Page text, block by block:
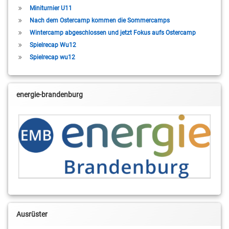
Miniturnier U11
Nach dem Ostercamp kommen die Sommercamps
Wintercamp abgeschlossen und jetzt Fokus aufs Ostercamp
Spielrecap Wu12
Spielrecap wu12
energie-brandenburg
Ausrüster